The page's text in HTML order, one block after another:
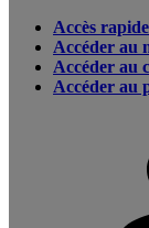
Accès
Accéder au
Accéder au
Accéder au